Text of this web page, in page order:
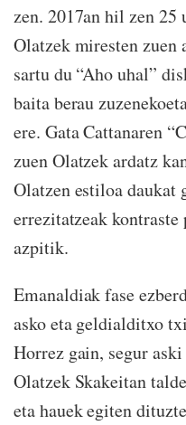
zen. 2017an hil zen
Olatzek miresten zuen
sartu du “Aho uhal”
baita berau
ere. Gata Cattanaren
zuen Olatzek ardatz
Olatzen estiloa daukat
errezitatzeak
azpitik.
Emanaldiak fase
asko eta geldialditxo
Horrez gain, segur
Olatzek Skakeitan
eta hauek egiten